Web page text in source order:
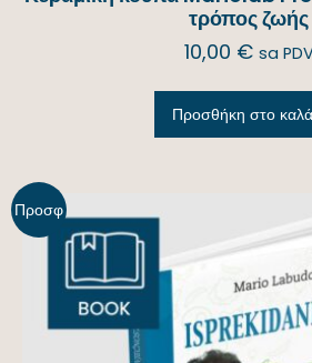
τρόπος ζωής
10,00 € sa
Προσθήκη στο
Προσφ